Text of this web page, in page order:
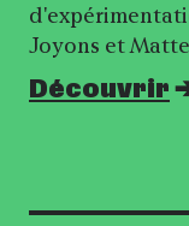
Joyons et
Découvrir